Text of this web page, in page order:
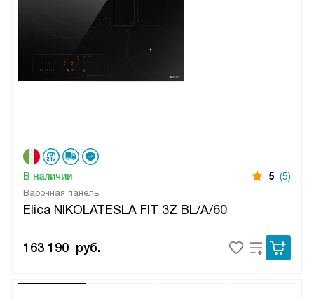
Варочная панель
Elica NIKOLATESLA FIT 3Z BL/A/60
В наличии 5 (5)
163 190 руб.